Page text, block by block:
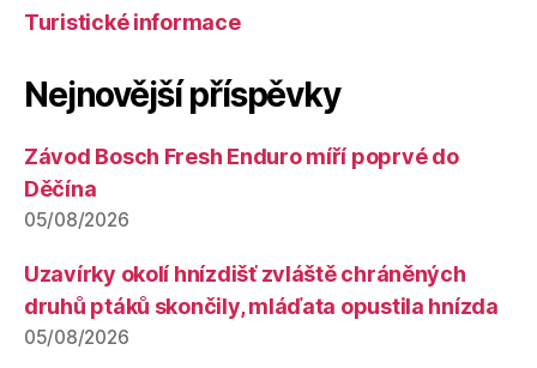
Turistické informace
Nejnovější příspěvky
Závod Bosch Fresh Enduro míří poprvé do
Děčína
05/08/2026
Uzavírky okolí hnízdišť zvláště chráněných
druhů ptáků skončily, mláďata opustila hnízda
05/08/2026